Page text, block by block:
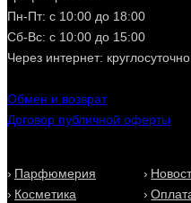
прежнюю форму при
несколько минут.
Если вы загорелись
резинки малых диаметров
причесок; Original -
занятий.
Пн-Пт: с 10:00 до 18:00
Сб-Вс: с 10:00 до 15:00
Через интернет: круглосуточно
Обмен и возврат
Договор публичной оферты
Парфюмерия
Косметика